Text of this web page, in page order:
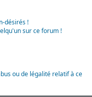
désirés !
sur ce forum !
ou de légalité relatif à ce